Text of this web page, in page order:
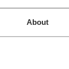
About